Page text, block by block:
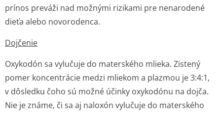
prínos preváži nad možnými rizikami pre nenarodené
dieťa alebo novorodenca.
Dojčenie
Oxykodón sa vylučuje do materského mlieka. Zistený
pomer koncentrácie medzi mliekom a plazmou je 3:4:1,
v dôsledku čoho sú možné účinky oxykodónu na dojča.
Nie je známe, či sa aj naloxón vylučuje do materského